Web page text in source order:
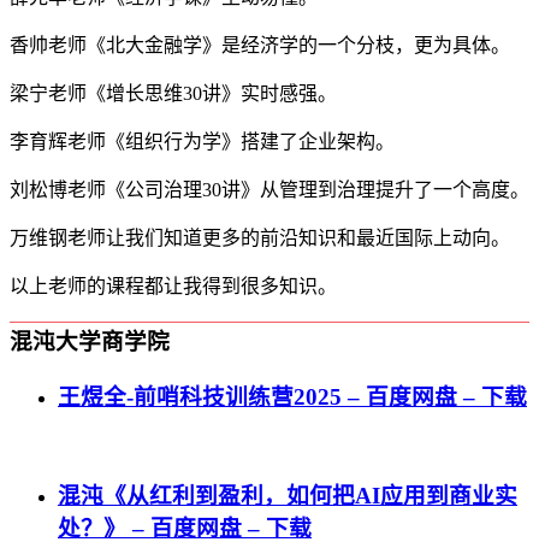
香帅老师《北大金融学》是经济学的一个分枝，更为具体。
梁宁老师《增长思维30讲》实时感强。
李育辉老师《组织行为学》搭建了企业架构。
刘松博老师《公司治理30讲》从管理到治理提升了一个高度。
万维钢老师让我们知道更多的前沿知识和最近国际上动向。
以上老师的课程都让我得到很多知识。
混沌大学商学院
王煜全-前哨科技训练营2025 – 百度网盘 – 下载
混沌《从红利到盈利，如何把AI应用到商业实
处？》 – 百度网盘 – 下载